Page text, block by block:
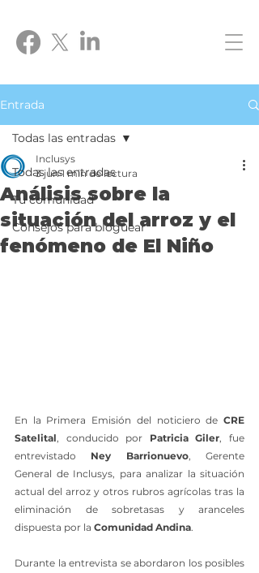
Entrada
Todas las entradas
Tu comunidad
Consejos para bloguear
Todas las entradas
Análisis sobre la
situación del arroz y el
fenómeno de El Niño
Inclusys
3 jun 1 min de lectura
En la Primera Emisión del noticiero de CRE
Satelital, conducido por Patricia Giler, fue
entrevistado Ney Barrionuevo, Gerente
General de Inclusys, para analizar la situación
actual del arroz y otros rubros agrícolas tras la
eliminación de sobretasas y aranceles
dispuesta por la Comunidad Andina
Durante la entrevista se abordaron los posibles